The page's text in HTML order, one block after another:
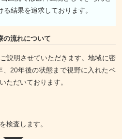
結果を追求しております。
の流れについて
説明させていただきます。地域に密
20年後の状態まで視野に入れたベ
ただいております。
検査します。